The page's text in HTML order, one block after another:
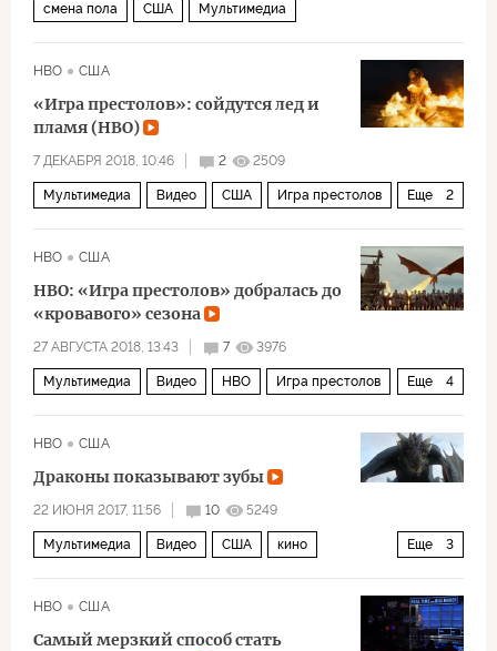
смена пола США Мультимедиа
HBO США
«Игра престолов»: сойдутся лед и
пламя (HBO)
7 ДЕКАБРЯ 2018, 10:46 2 2509
Еще 2
Мультимедиа Видео США Игра престолов
HBO
США
HBO: «Игра престолов» добралась до
«кровавого» сезона
27 АВГУСТА 2018, 13:43 7 3976
Еще 4
Мультимедиа Видео HBO Игра престолов
HBO
США
Драконы показывают зубы
22 ИЮНЯ 2017, 11:56 10 5249
Еще 3
Мультимедиа Видео США кино
HBO
США
Самый мерзкий способ стать